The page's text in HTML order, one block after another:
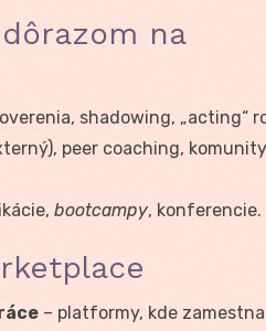
na
shadowing, „acting“
peer coaching,
bootcampy, konferencie.
– platformy, kde